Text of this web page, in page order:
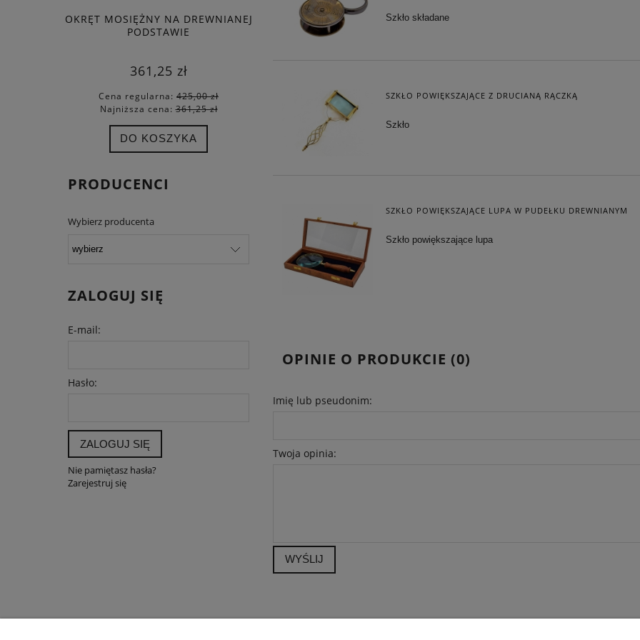
OKRĘT MOSIĘŻNY NA DREWNIANEJ
PODSTAWIE
361,25 zł
Cena regularna: 425,00 zł
Najniższa cena:361,25 zł
DO KOSZYKA
PIŁKA SKÓRZANA RETRO
Cena regularna:
269,00 zł
Najniższa cena:
DO KOSZYKA
Cena regularna:399,00 zł
PRODUCENCI
Wybierz producenta
ZALOGUJ SIĘ
E-mail:
Hasło:
ZALOGUJ SIĘ
Nie pamiętasz hasła?
Zarejestruj się
Szkło składane
SZKŁO POWIĘKSZAJĄCE Z DRUCIANĄ RĄCZKĄ
Szkło
SZKŁO POWIĘKSZAJĄCE LUPA W PUDEŁKU DREWNIANYM
Szkło powiększające lupa
OPINIE O PRODUKCIE (0)
Imię lub pseudonim:
Twoja opinia:
WYŚLIJ